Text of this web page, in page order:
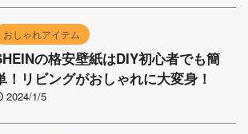
おしゃれアイテム
の格安壁紙はDIY初心者でも簡
！リビングがおしゃれに大変身！
2024/1/5